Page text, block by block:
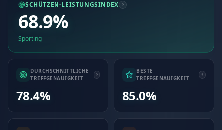
SCHÜTZEN-LEISTUNGSINDEX
68.9%
Sporting
DURCHSCHNITTLICHE
TREFFGENAUIGKEIT
78.4%
BESTE
TREFFGENAUIGKEIT
85.0%